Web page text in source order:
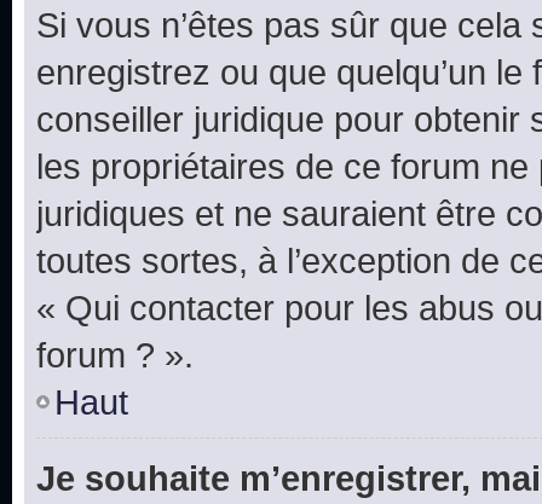
Si vous n’êtes pas sûr que
enregistrez ou que quelqu’un
conseiller juridique pour obtenir
les propriétaires de ce forum
juridiques et ne sauraient être
toutes sortes, à l’exception de
« Qui contacter pour les abus
forum ? ».
Haut
Je souhaite m’enregistrer,